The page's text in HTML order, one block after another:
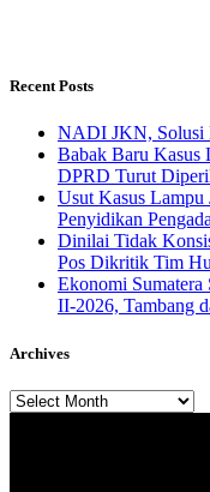
Recent Posts
NADI JKN, Solusi
Babak Baru Kasus
DPRD Turut
Usut Kasus Lampu
Penyidikan
Dinilai Tidak
Pos Dikritik Tim
Ekonomi Sumatera
II-2026, Tambang
Archives
Archives